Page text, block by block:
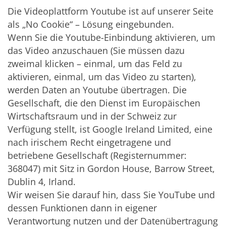
Die Videoplattform Youtube ist auf unserer Seite
als „No Cookie“ – Lösung eingebunden.
Wenn Sie die Youtube-Einbindung aktivieren, um
das Video anzuschauen (Sie müssen dazu
zweimal klicken – einmal, um das Feld zu
aktivieren, einmal, um das Video zu starten),
werden Daten an Youtube übertragen. Die
Gesellschaft, die den Dienst im Europäischen
Wirtschaftsraum und in der Schweiz zur
Verfügung stellt, ist Google Ireland Limited, eine
nach irischem Recht eingetragene und
betriebene Gesellschaft (Registernummer:
368047) mit Sitz in Gordon House, Barrow Street,
Dublin 4, Irland.
Wir weisen Sie darauf hin, dass Sie YouTube und
dessen Funktionen dann in eigener
Verantwortung nutzen und der Datenübertragung